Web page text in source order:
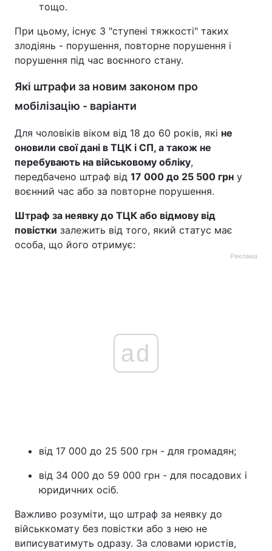
тощо.
При цьому, існує 3 "ступені тяжкості" таких
злодіянь - порушення, повторне порушення і
порушення під час воєнного стану.
Які штрафи за новим законом про
мобілізацію - варіанти
Для чоловіків віком від 18 до 60 років, які не
оновили свої дані в ТЦК і СП, а також не
перебувають на військовому обліку,
передбачено штраф від 17 000 до 25 500 грн у
воєнний час або за повторне порушення.
Штраф за неявку до ТЦК або відмову від
повістки залежить від того, який статус має
особа, що його отримує:
Реклама
ad
від 17 000 до 25 500 грн - для громадян;
від 34 000 до 59 000 грн - для посадових і
юридичних осіб.
Важливо розуміти, що штраф за неявку до
військкомату без повістки або з нею не
виписуватимуть одразу. За словами юристів,